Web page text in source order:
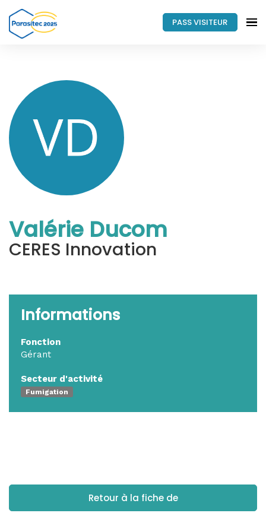
PASS VISITEUR
Valérie Ducom
CERES Innovation
Informations
Fonction
Gérant
Secteur d'activité
Fumigation
Retour à la fiche de